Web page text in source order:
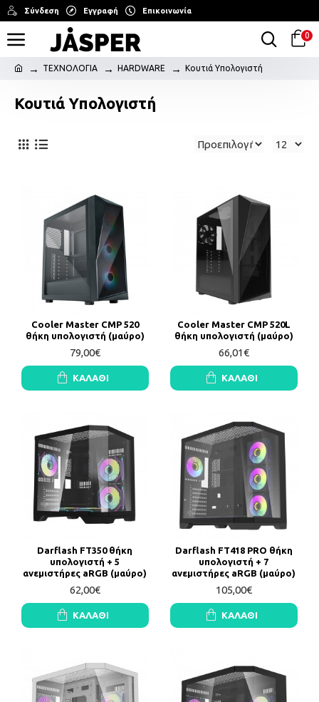
Σύνδεση Εγγραφή Επικοινωνία
0
ΤΕΧΝΟΛΟΓΙΑ HARDWARE Κουτιά Υπολογιστή
Κουτιά Υπολογιστή
Cooler Master CMP 520
θήκη υπολογιστή (μαύρο)
79,00€
ΚΑΛΆΘΙ
Cooler Master CMP 520L
θήκη υπολογιστή (μαύρο)
66,01€
ΚΑΛΆΘΙ
Darflash FT350 θήκη
υπολογιστή + 5
ανεμιστήρες aRGB (μαύρο)
62,00€
ΚΑΛΆΘΙ
Darflash FT418 PRO θήκη
υπολογιστή + 7
ανεμιστήρες aRGB (μαύρο)
105,00€
ΚΑΛΆΘΙ